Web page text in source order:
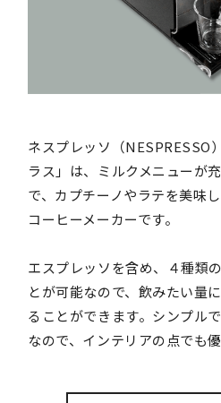
ネスプレッソ（NESPRESSO
ラス」は、ミルクメニューが
で、カプチーノやラテを美味
コーヒーメーカーです。
エスプレッソを含め、４種類
とが可能なので、飲みたい量
ることができます。シンプル
なので、インテリアの点でも優